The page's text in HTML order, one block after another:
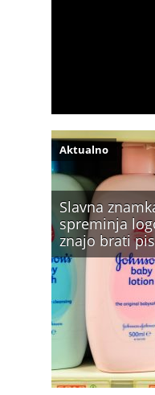
Slavna
spreminja
znajo brati
Aktualno